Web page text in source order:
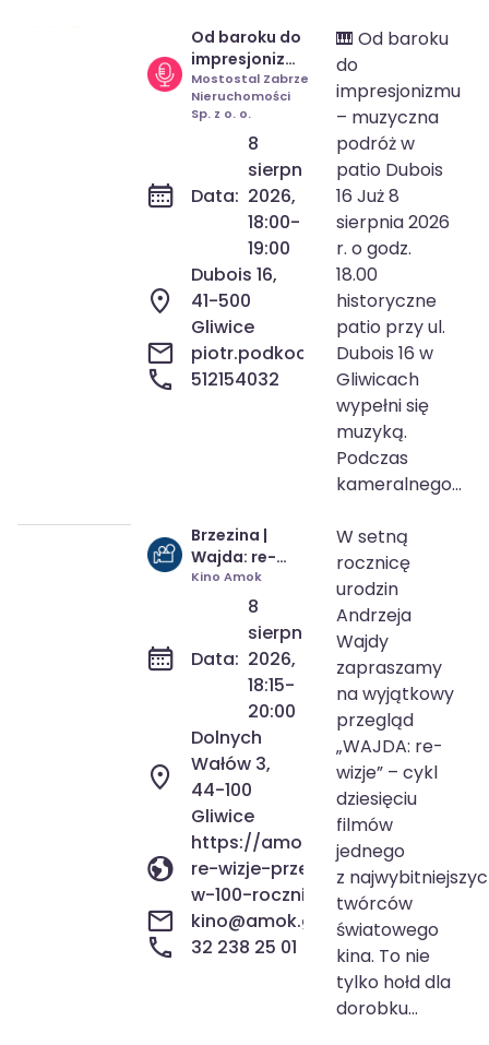
18:00-19:00
Od baroku do
impresjonizmu
– muzyczna
podróż w
patio Dubois
Mostostal Zabrze
Nieruchomości
Sp. z o. o.
Data:
8
sierpnia
2026,
18:00-
19:00
Dubois 16,
41-500
Gliwice
piotr.podkocki@mz.pl
512154032
🎹 Od baroku
do
impresjonizmu
– muzyczna
podróż w
patio Dubois
16 Już 8
sierpnia 2026
r. o godz.
18.00
historyczne
patio przy ul.
Dubois 16 w
Gliwicach
wypełni się
muzyką.
Podczas
kameralnego...
18:15-20:00
Brzezina |
Wajda: re-
wizje,
przegląd
Andrzeja
Wajdy w 100.
rocznicę
urodzin
Kino Amok
Data:
8
sierpnia
2026,
18:15-
20:00
Dolnych
Wałów 3,
44-100
Gliwice
https://amok.gliwice.pl/
re-wizje-przeglad-filmow-
w-100-rocznice-urodzin/
kino@amok.gliwice.pl
32 238 25 01
W setną
rocznicę
urodzin
Andrzeja
Wajdy
zapraszamy
na wyjątkowy
przegląd
„WAJDA: re-
wizje” – cykl
dziesięciu
filmów
jednego
z
twórców
światowego
kina. To nie
tylko hołd dla
dorobku...